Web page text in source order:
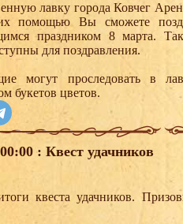
лавку города Ковчег
помощью Вы сможете
праздником 8 марта.
для поздравления.
могут проследовать в
букетов цветов.
: Квест удачников
квеста удачников.